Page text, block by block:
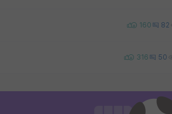
160 82
316 50